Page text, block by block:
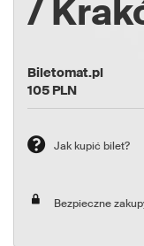
/
Biletomat.pl
105 PLN
Jak kupić bilet?
Bezpieczne